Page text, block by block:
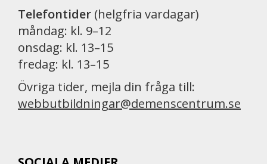
Telefontider (helgfria vardagar)
måndag: kl. 9–12
onsdag: kl. 13–15
fredag: kl. 13–15
Övriga tider, mejla din fråga till:
webbutbildningar@demenscentrum.se